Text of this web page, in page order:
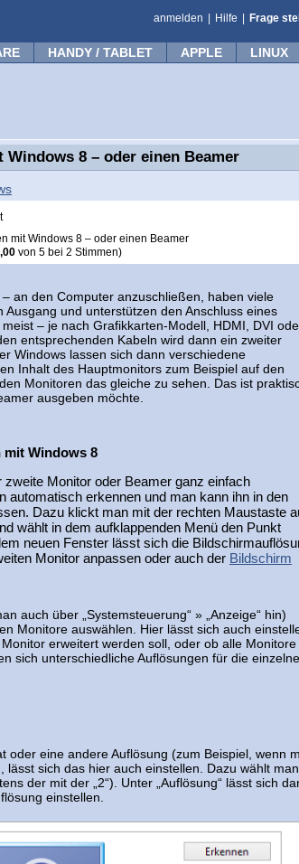
anmelden Hilfe Frage
HANDY / TABLET APPLE LINUX
8 – oder einen Beamer
mit Windows 8 – oder einen Beamer
von 5 bei 2 Stimmen)
an den Computer anzuschließen, haben viele
und unterstützen den Anschluss eines
– je nach Grafikkarten-Modell, HDMI, DVI
entsprechenden Kabeln wird dann ein zweiter
Windows lassen sich dann verschiedene
Inhalt des Hauptmonitors zum Beispiel auf den
Monitoren das gleiche zu sehen. Das ist
ausgeben möchte.
mit Windows 8
Monitor oder Beamer ganz einfach
automatisch erkennen und man kann ihn in den
Dazu klickt man mit der rechten Maustaste
wählt in dem aufklappenden Menü den Punkt
neuen Fenster lässt sich die
Monitor anpassen oder auch der Bildschirm
auch über „Systemsteuerung“ » „Anzeige“ hin)
Monitore auswählen. Hier lässt sich auch
erweitert werden soll, oder ob alle Monitore
sich unterschiedliche Auflösungen für die
oder eine andere Auflösung (zum Beispiel, wenn
sich das hier auch einstellen. Dazu wählt man
der mit der „2“). Unter „Auflösung“ lässt sich
einstellen.